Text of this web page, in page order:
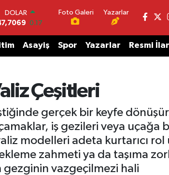
DOLAR
0.17
0.01
1.44
BİST100
BITCOIN
-0.76
Foto Galeri Yazarlar
Asayiş Spor Yazarlar Resmi
Çeşitleri
gerçek bir keyfe
iş gezileri veya uçağa
modelleri adeta kurtarıcı rol
zahmeti ya da taşıma
gezginin vazgeçilmezi hali